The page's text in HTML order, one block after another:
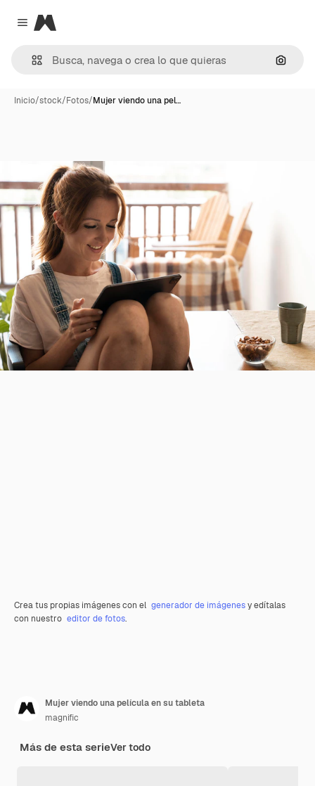
Close menu
Magnific
Inicio/stock/Fotos/Mujer viendo una pel…
Crea tus propias imágenes con el generador de imágenesy edítalas
con nuestro editor de fotos.
Mujer viendo una película en su tableta
magnific
Más de esta serieVer todo